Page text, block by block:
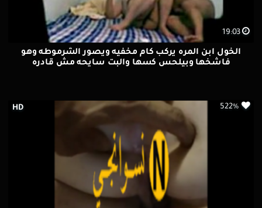
19:03
الخول ابن المره يركب كام مخفيه ويصور الشرموطه وهو
فاشخها وبيلحس كسها والبت سايحه مش قادره
HD 522%